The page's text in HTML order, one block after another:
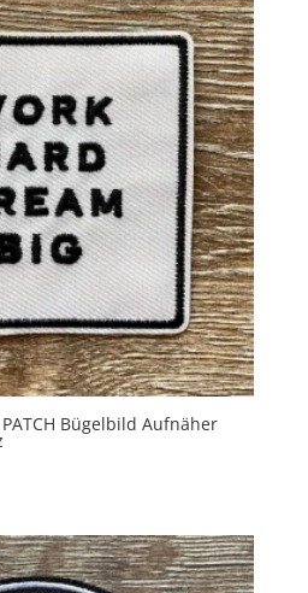
Bügelbild Aufnäher